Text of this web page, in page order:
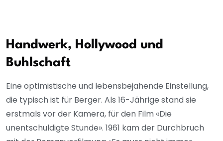
Handwerk, Hollywood und
Buhlschaft
Eine optimistische und lebensbejahende Einstellung,
die typisch ist für Berger. Als 16-Jährige stand sie
erstmals vor der Kamera, für den Film «Die
unentschuldigte Stunde». 1961 kam der Durchbruch